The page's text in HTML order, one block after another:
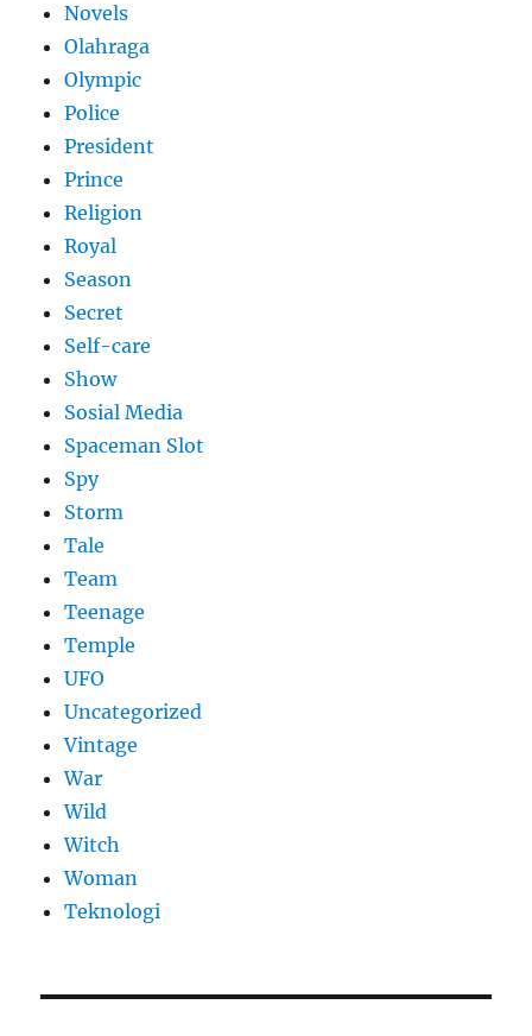
Novels
Olahraga
Olympic
Police
President
Prince
Religion
Royal
Season
Secret
Self-care
Show
Sosial Media
Spaceman Slot
Spy
Storm
Tale
Team
Teenage
Temple
UFO
Uncategorized
Vintage
War
Wild
Witch
Woman
​Teknologi